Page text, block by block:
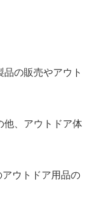
の販売やアウト
他、アウトドア体
ウトドア用品の